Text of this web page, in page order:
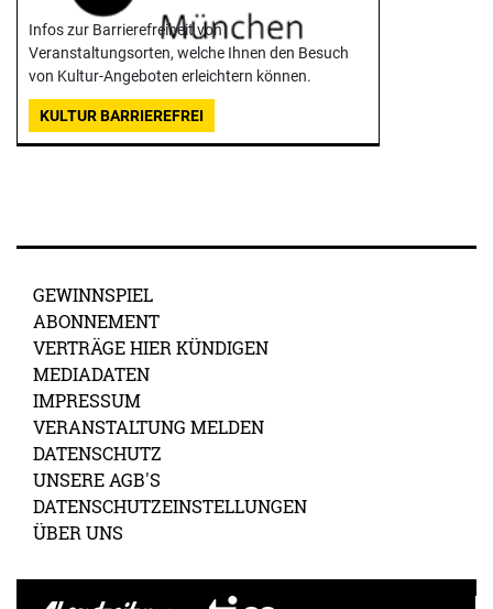
Infos zur Barrierefreiheit von
Veranstaltungsorten, welche Ihnen den Besuch
von Kultur-Angeboten erleichtern können.
KULTUR BARRIEREFREI
GEWINNSPIEL
ABONNEMENT
VERTRÄGE HIER KÜNDIGEN
MEDIADATEN
IMPRESSUM
VERANSTALTUNG MELDEN
DATENSCHUTZ
UNSERE AGB'S
DATENSCHUTZEINSTELLUNGEN
ÜBER UNS